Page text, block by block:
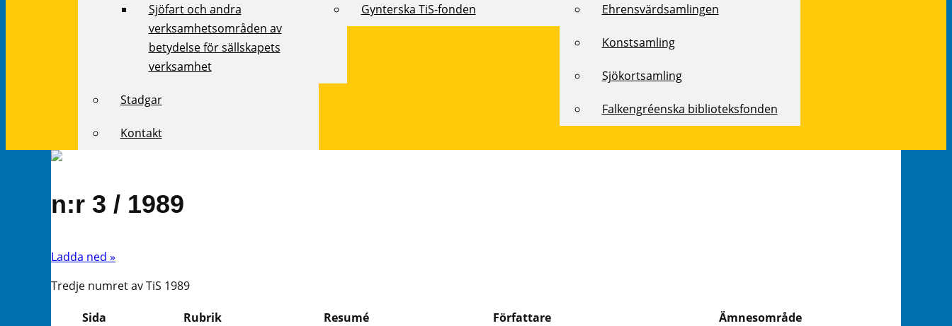
Sjöfart och andra
verksamhetsområden av
betydelse för sällskapets
verksamhet
Stadgar
Kontakt
Gynterska TiS-fonden Ehrensvärdsamlingen
Konstsamling
Sjökortsamling
Falkengréenska biblioteksfonden
n:r 3 / 1989
Ladda ned »
Tredje numret av TiS 1989
Sida Rubrik Resumé Författare
Ämnesområde